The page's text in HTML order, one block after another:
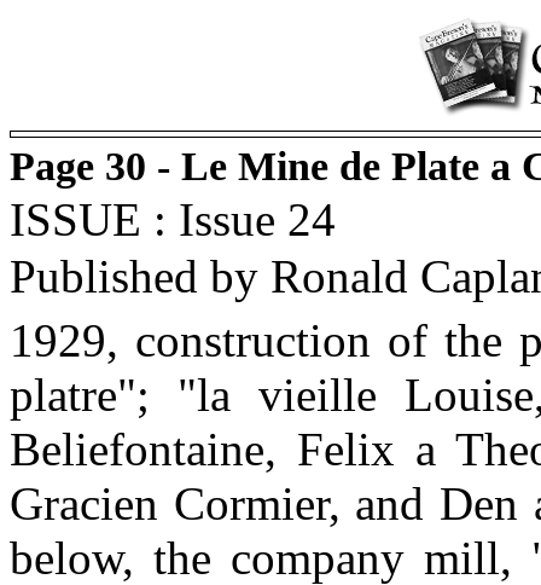
Page 30 - Le Mine de Plate a
ISSUE : Issue 24
Published by Ronald
1929, construction of the
platre"; "la vieille
Beliefontaine, Felix a
Gracien Cormier, and
below, the company